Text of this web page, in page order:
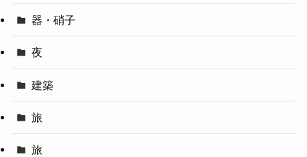
器・硝子
夜
建築
旅
旅